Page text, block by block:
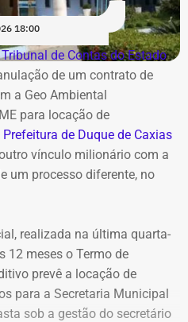
que recentemente
em parceria com o GSI e a
não possui SUVs
razão pela qual optou
meio de adesão à ata do
exclusivamente aos
e Governança (DSG). O
Rei dos Blindados
a locação de quatro
nível III-A, sem
de combustível.
18:00
de Contas do Estado
de um contrato de
a Geo Ambiental
para locação de
Prefeitura de Duque de Caxias
vínculo milionário com a
um processo diferente, no
realizada na última quarta-
12 meses o Termo de
prevê a locação de
para a Secretaria Municipal
sob a gestão do secretário